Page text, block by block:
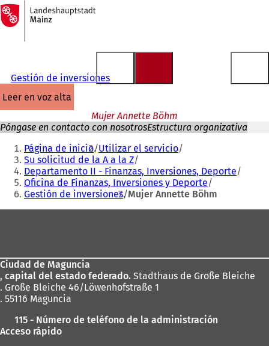
Saltar al contenido
A
la
página
Gestión de inversiones
leer en voz alta
Mujer Annette Böhm
Póngase en contacto con nosotrosEstructura organizativa
Estás
aquí:
Página de inicio Utilizar el servicio
Su solicitud de la A a la Z
Departamento II - Finanzas, Inversiones, Deporte
Oficina de Finanzas, Inversiones y Deporte
Gestión de inversiones Mujer Annette Böhm
pies
Ciudad de Maguncia
, capital del estado federado. Stadthaus de Große Bleiche
. Große Bleiche 46/Löwenhofstraße 1
. 55116 Maguncia
115 - Número de teléfono de la administración
Acceso rápido